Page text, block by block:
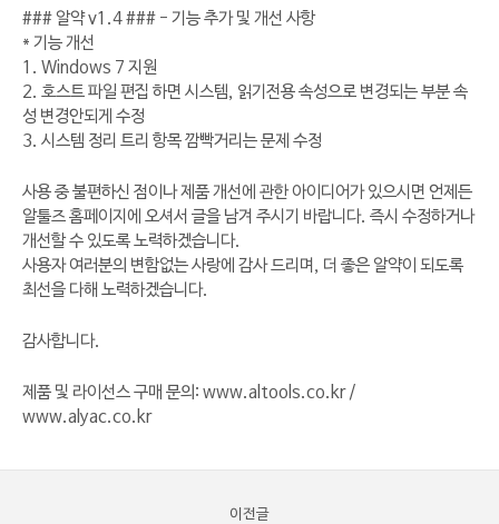
### 알약 v1.4 ### - 기능 추가 및 개선 사항
* 기능 개선
1. Windows 7 지원
2. 호스트 파일 편집 하면 시스템, 읽기전용 속성으로 변경되는 부분 속
성 변경안되게 수정
3. 시스템 정리 트리 항목 깜빡거리는 문제 수정
사용 중 불편하신 점이나 제품 개선에 관한 아이디어가 있으시면 언제든
알툴즈 홈페이지에 오셔서 글을 남겨 주시기 바랍니다. 즉시 수정하거나
개선할 수 있도록 노력하겠습니다.
사용자 여러분의 변함없는 사랑에 감사 드리며, 더 좋은 알약이 되도록
최선을 다해 노력하겠습니다.
감사합니다.
제품 및 라이선스 구매 문의: www.altools.co.kr/
www.alyac.co.kr
이전글